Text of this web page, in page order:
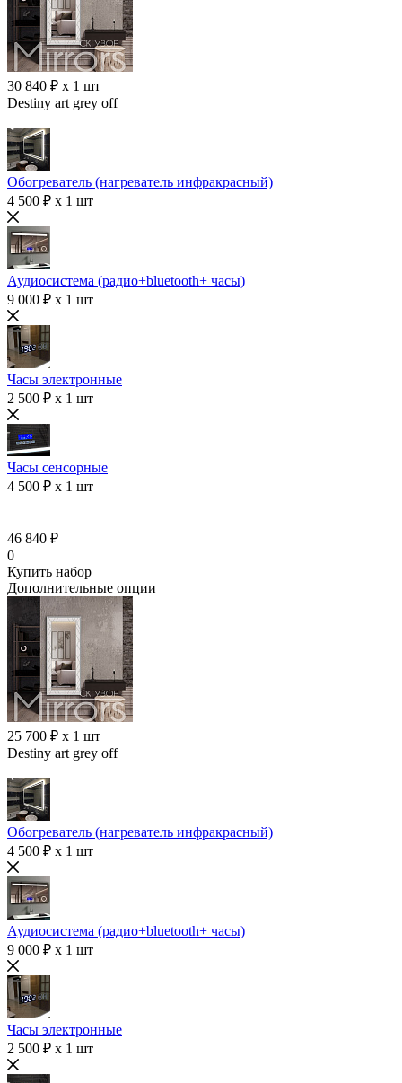
30 840 ₽ x 1 шт
Destiny art grey off
Обогреватель (нагреватель инфракрасный)
4 500 ₽ x 1 шт
Аудиосистема (радио+bluetooth+ часы)
9 000 ₽ x 1 шт
Часы электронные
2 500 ₽ x 1 шт
Часы сенсорные
4 500 ₽ x 1 шт
46 840 ₽
0
Купить набор
Дополнительные опции
25 700 ₽ x 1 шт
Destiny art grey off
Обогреватель (нагреватель инфракрасный)
4 500 ₽ x 1 шт
Аудиосистема (радио+bluetooth+ часы)
9 000 ₽ x 1 шт
Часы электронные
2 500 ₽ x 1 шт